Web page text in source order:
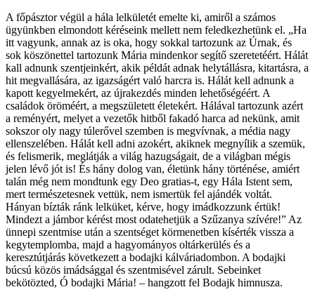
A főpásztor végül a hála lelkületét emelte ki, amiről a számos
ügyünkben elmondott kéréseink mellett nem feledkezhetünk el. „Ha
itt vagyunk, annak az is oka, hogy sokkal tartozunk az Úrnak, és
sok köszönettel tartozunk Mária mindenkor segítő szeretetéért. Hálát
kall adnunk szentjeinkért, akik példát adnak helytállásra, kitartásra, a
hit megvallására, az igazságért való harcra is. Hálát kell adnunk a
kapott kegyelmekért, az újrakezdés minden lehetőségéért. A
családok öröméért, a megszületett életekért. Hálával tartozunk azért
a reményért, melyet a vezetők hitből fakadó harca ad nekünk, amit
sokszor oly nagy túlerővel szemben is megvívnak, a média nagy
ellenszelében. Hálát kell adni azokért, akiknek megnyílik a szemük,
és felismerik, meglátják a világ hazugságait, de a világban mégis
jelen lévő jót is! És hány dolog van, életünk hány történése, amiért
talán még nem mondtunk egy Deo gratias-t, egy Hála Istent sem,
mert természetesnek vettük, nem ismertük fel ajándék voltát.
Hányan bízták ránk lelküket, kérve, hogy imádkozzunk értük!
Mindezt a jámbor kérést most odatehetjük a Szűzanya szívére!” Az
ünnepi szentmise után a szentséget körmenetben kísérték vissza a
kegytemplomba, majd a hagyományos oltárkerülés és a
keresztútjárás következett a bodajki kálváriadombon. A bodajki
búcsú közös imádsággal és szentmisével zárult. Sebeinket
bekötözted, Ó bodajki Mária! – hangzott fel Bodajk himnusza.